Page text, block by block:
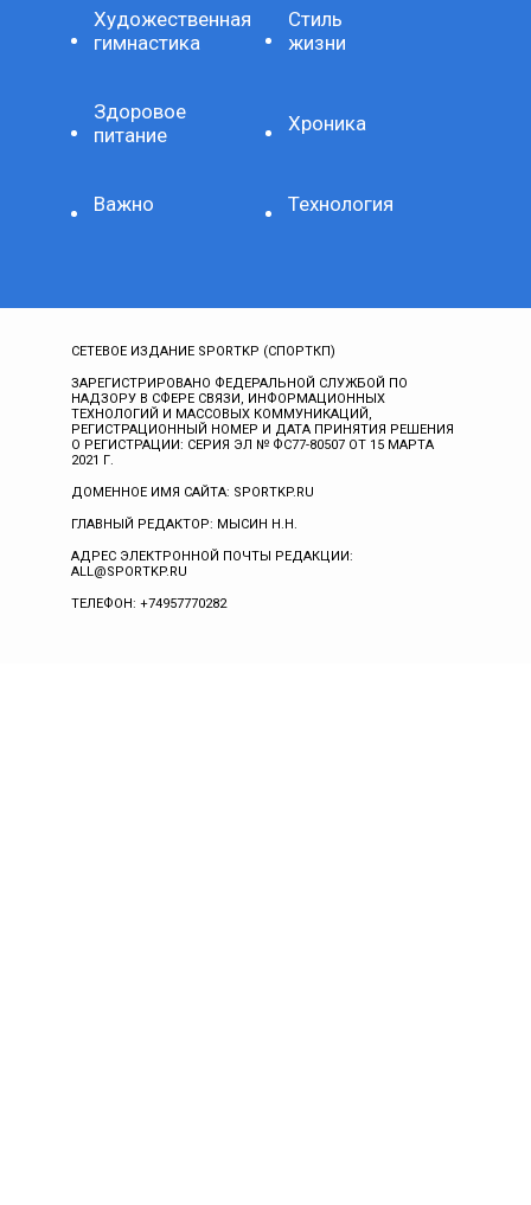
Художественная
гимнастика
Стиль
жизни
Здоровое
питание
Хроника
Важно Технология
СЕТЕВОЕ ИЗДАНИЕ SPORTKP (СПОРТКП)
ЗАРЕГИСТРИРОВАНО ФЕДЕРАЛЬНОЙ СЛУЖБОЙ ПО
НАДЗОРУ В СФЕРЕ СВЯЗИ, ИНФОРМАЦИОННЫХ
ТЕХНОЛОГИЙ И МАССОВЫХ КОММУНИКАЦИЙ,
РЕГИСТРАЦИОННЫЙ НОМЕР И ДАТА ПРИНЯТИЯ РЕШЕНИЯ
О РЕГИСТРАЦИИ: СЕРИЯ ЭЛ № ФС77-80507 ОТ 15 МАРТА
2021 Г.
ДОМЕННОЕ ИМЯ САЙТА: SPORTKP.RU
ГЛАВНЫЙ РЕДАКТОР: МЫСИН Н.Н.
АДРЕС ЭЛЕКТРОННОЙ ПОЧТЫ РЕДАКЦИИ:
ALL@SPORTKP.RU
ТЕЛЕФОН: +74957770282